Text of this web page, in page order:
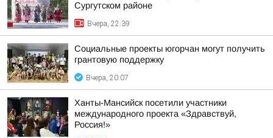
Сургутском районе
Вчера, 22:39
Социальные проекты югорчан могут получить
грантовую поддержку
Вчера, 20:07
Ханты-Мансийск посетили участники
международного проекта «Здравствуй,
Россия!»